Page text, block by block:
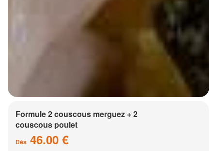
Formule 2 couscous merguez + 2
couscous poulet
Dès 46.00 €